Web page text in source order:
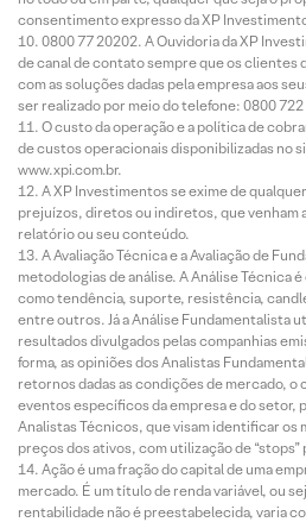
consentimento expresso da XP
0800 77 20202. A Ouvidoria da XP
de canal de contato sempre que os clientes
com as soluções dadas pela empresa aos
ser realizado por meio do telefone: 0800
O custo da operação e a política de
de custos operacionais disponibilizadas no
www.xpi.com.br.
A XP Investimentos se exime de
prejuízos, diretos ou indiretos, que venham
relatório ou seu conteúdo.
A Avaliação Técnica e a Avaliação de
metodologias de análise. A Análise Técnica
como tendência, suporte, resistência,
entre outros. Já a Análise Fundamentalista
resultados divulgados pelas companhias
forma, as opiniões dos Analistas
retornos dadas as condições de mercado,
eventos específicos da empresa e do setor,
Analistas Técnicos, que visam identificar os
preços dos ativos, com utilização de
Ação é uma fração do capital de uma
mercado. É um título de renda variável, ou
rentabilidade não é preestabelecida, varia